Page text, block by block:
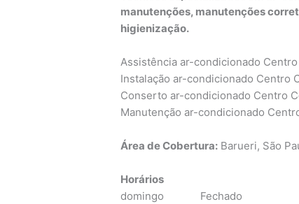
manutenções, manutenções
higienização.
Assistência ar-condicionado
Instalação ar-condicionado Centro
Conserto ar-condicionado Centro
Manutenção ar-condicionado
Área de Cobertura: Barueri, São
Horários
domingo Fechado